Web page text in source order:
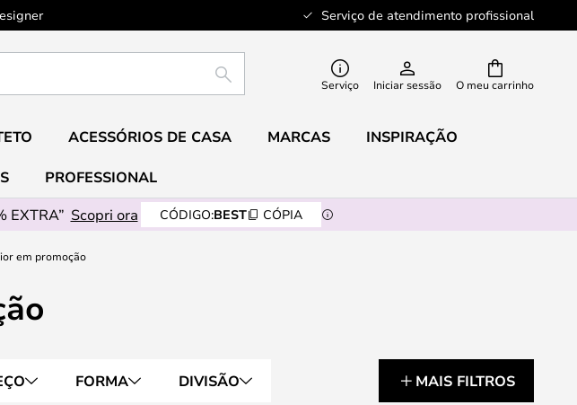
Serviço de atendimento profissional
O meu carrinho
PESQUISAR Serviço Iniciar sessão
ACESSÓRIOS DE CASA MARCAS INSPIRAÇÃO
PROFESSIONAL
EXTRA” Scopri ora CÓDIGO:BEST CÓPIA
em promoção
FORMA DIVISÃO MAIS FILTROS